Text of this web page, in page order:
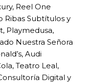
Reel One
Ribas Subtítulos y
Playmedusa,
Nuestra Señora
Audi
Teatro Leal,
Digital y